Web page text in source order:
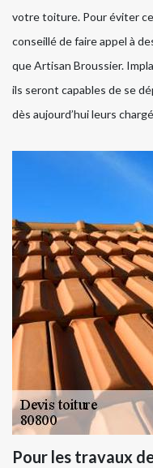
votre toiture. Pour éviter
conseillé de faire appel à
que Artisan Broussier.
ils seront capables de se
dès aujourd’hui leurs
Pour les travaux